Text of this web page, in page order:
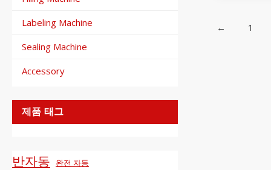
← 1
Labeling Machine
Sealing Machine
Accessory
제품 태그
반자동 완전 자동